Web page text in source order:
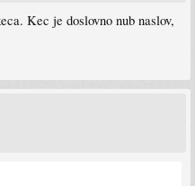
Kec je doslovno nub naslov,